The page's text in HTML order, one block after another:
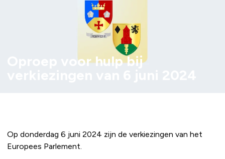
Oproep voor hulp bij
Op donderdag 6 juni 2024 zijn de verkiezingen van het
Europees Parlement.